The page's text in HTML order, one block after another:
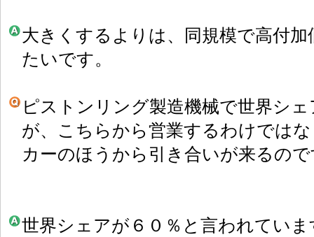
大きくするよりは、同規模で高付
たいです。
ピストンリング製造機械で世界シ
が、こちらから営業するわけでは
カーのほうから引き合いが来るの
世界シェアが６０％と言われてい